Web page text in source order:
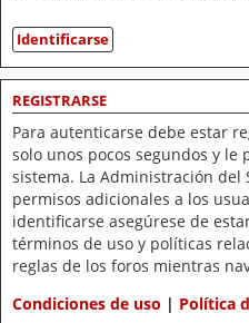
REGISTRARSE
Para autenticarse debe estar
solo unos pocos segundos y
sistema. La Administración
permisos adicionales a los
identificarse asegúrese de
términos de uso y políticas
reglas de los foros mientras
Condiciones de uso | Política